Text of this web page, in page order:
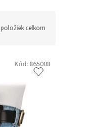
položiek celkom
Kód: 865008